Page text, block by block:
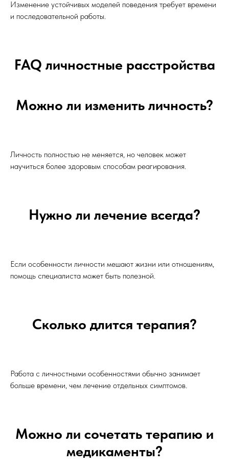
Изменение устойчивых моделей поведения требует времени
и последовательной работы.
FAQ личностные расстройства
Можно ли изменить личность?
Личность полностью не меняется, но человек может
научиться более здоровым способам реагирования.
Нужно ли лечение всегда?
Если особенности личности мешают жизни или отношениям,
помощь специалиста может быть полезной.
Сколько длится терапия?
Работа с личностными особенностями обычно занимает
больше времени, чем лечение отдельных симптомов.
Можно ли сочетать терапию и
медикаменты?